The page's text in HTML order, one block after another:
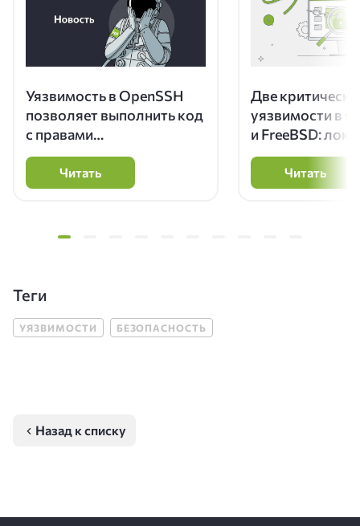
Уязвимость в OpenSSH
позволяет выполнить код
с правами
суперпользователя на
серверах с Glibc
Читать
Две
уязвимости в
и FreeBSD:
повышение
Читать
Теги
УЯЗВИМОСТИ БЕЗОПАСНОСТЬ
Назад к списку